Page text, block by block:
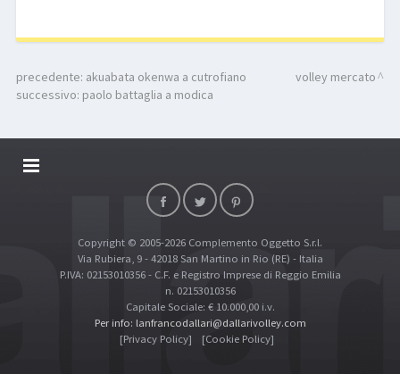
precedente: akuabata okenwa a cutrofiano
successivo: paolo battaglia a modica
volley mercato
DALLARIVOLLEY SOSTIENE
TOP RICERCHE
SITE MAP
Copyright © 2005-2026 Complemento Oggetto S.r.l.
Via Rubiera, 9 - 42018 San Martino in Rio (RE) - Italia
P.IVA: 02153010356 - C.F. e Registro Imprese di Reggio Emilia
n. 02153010356
Capitale Sociale: € 10.000,00 i.v.
Per info: lanfrancodallari@dallarivolley.com
[Privacy Policy]
[Cookie Policy]